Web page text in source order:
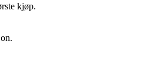
kjøp.